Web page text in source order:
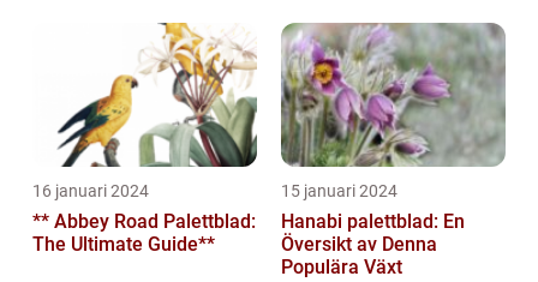
16 januari 2024
** Abbey Road Palettblad:
The Ultimate Guide**
15 januari 2024
Hanabi palettblad: En
Översikt av Denna
Populära Växt